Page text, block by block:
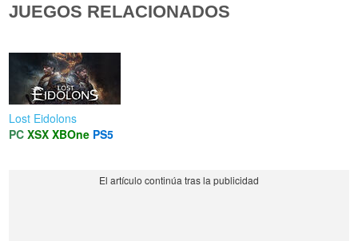
JUEGOS RELACIONADOS
Lost Eidolons
PC XSX XBOne PS5